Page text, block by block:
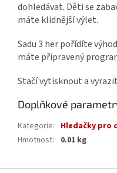
dohledávat. Děti se
máte klidnější výlet.
Sadu 3 her pořídíte
máte připravený
Stačí vytisknout a
Doplňkové
Kategorie: Hledačky pro
Hmotnost: 0.01 kg